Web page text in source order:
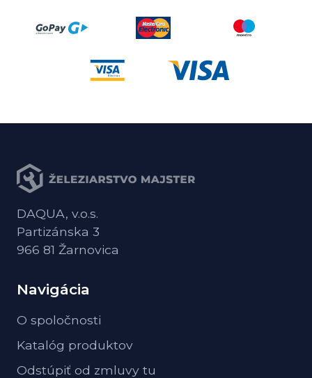
DAQUA, v.o.s.
Partizánska 3
966 81 Žarnovica
Navigácia
O spoločnosti
Katalóg produktov
Odstúpiť od zmluvy tu